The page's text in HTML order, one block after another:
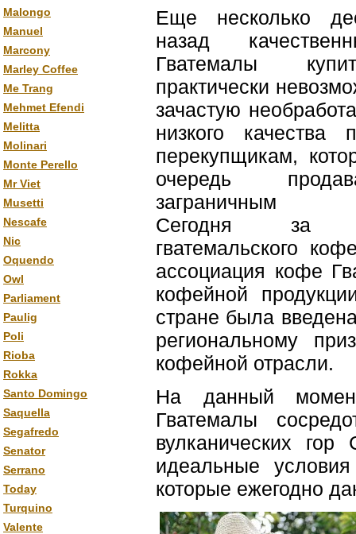
Malongo
Manuel
Marcony
Marley Coffee
Me Trang
Mehmet Efendi
Melitta
Molinari
Monte Perello
Mr Viet
Musetti
Nescafe
Nic
Oquendo
Owl
Parliament
Paulig
Poli
Rioba
Rokka
Santo Domingo
Saquella
Segafredo
Senator
Serrano
Today
Turquino
Valente
Еще несколько
назад
Гватемалы
практически
зачастую
низкого качества
перекупщикам,
очередь
заграничным
Сегодня за
гватемальского
ассоциация кофе
кофейной
стране была
региональному
кофейной отрасли.
На данный
Гватемалы
вулканических
идеальные
которые ежегодно